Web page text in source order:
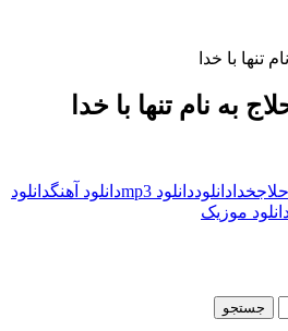
به نام تنها با خدا
حلاجخدا دانلوددانلود mp3 دانلود آهنگدانلود
موزیک